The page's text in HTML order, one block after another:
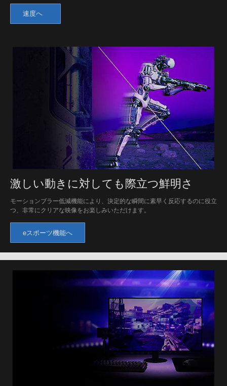
速度へ
激しい動きに対しても際立つ鮮明さ
モーションブラー低減機能により、決定的な瞬間に素早く反応するのに役立
つ、非常にクリアな映像をお楽しみいただけます。
eスポーツ機能へ